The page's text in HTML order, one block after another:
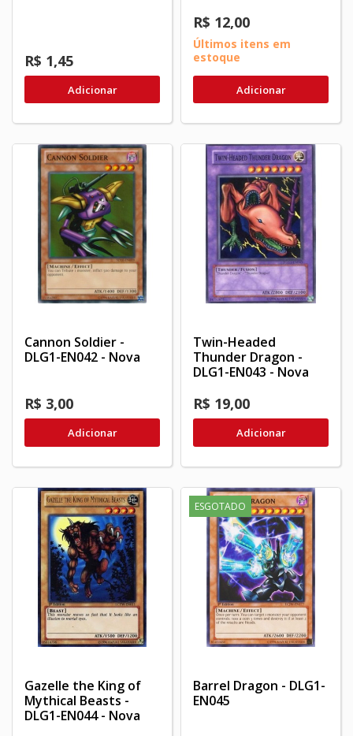
R$ 1,45
Adicionar
R$ 12,00
Últimos itens em
estoque
Adicionar
Cannon Soldier -
DLG1-EN042 - Nova
R$ 3,00
Adicionar
Twin-Headed
Thunder Dragon -
DLG1-EN043 - Nova
R$ 19,00
Adicionar
Gazelle the King of
Mythical Beasts -
DLG1-EN044 - Nova
ESGOTADO
Barrel Dragon - DLG1-
EN045